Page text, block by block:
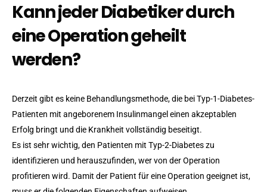
Kann jeder Diabetiker durch
eine Operation geheilt
werden?
Derzeit gibt es keine Behandlungsmethode, die bei Typ-1-Diabetes-
Patienten mit angeborenem Insulinmangel einen akzeptablen
Erfolg bringt und die Krankheit vollständig beseitigt.
Es ist sehr wichtig, den Patienten mit Typ-2-Diabetes zu
identifizieren und herauszufinden, wer von der Operation
profitieren wird. Damit der Patient für eine Operation geeignet ist,